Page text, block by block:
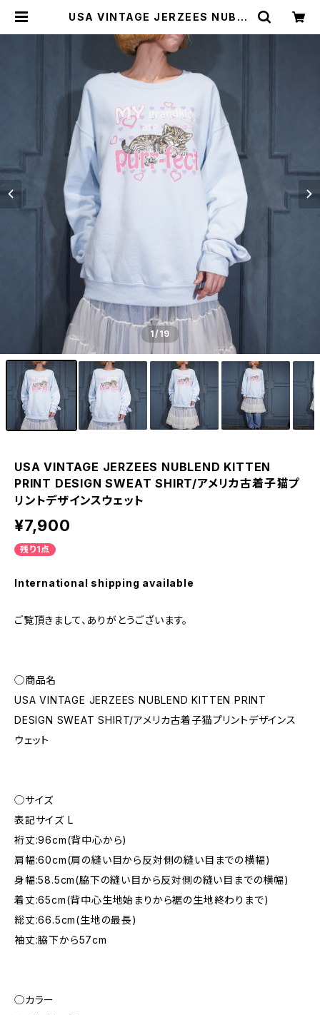
USA VINTAGE JERZEES NUBLE
EAT SHIRT/アメリカ古着子猫プリ
ントデザインスウェット | Titti Vint
age
1/19
USA VINTAGE JERZEES NUBLEND KITTEN
PRINT DESIGN SWEAT SHIRT/アメリカ古着子猫プ
リントデザインスウェット
¥7,900
残り1点
International shipping available
ご覧頂きまして、ありがとうございます。
◯商品名
USA VINTAGE JERZEES NUBLEND KITTEN PRINT
DESIGN SWEAT SHIRT/アメリカ古着子猫プリントデザインス
ウェット
◯サイズ
表記サイズ L
裄丈:96cm(背中心から)
肩幅:60cm(肩の縫い目から反対側の縫い目までの横幅)
身幅:58.5cm(脇下の縫い目から反対側の縫い目までの横幅)
着丈:65cm(背中心生地始まりから裾の生地終わりまで)
総丈:66.5cm(生地の最長)
袖丈:脇下から57cm
◯カラー